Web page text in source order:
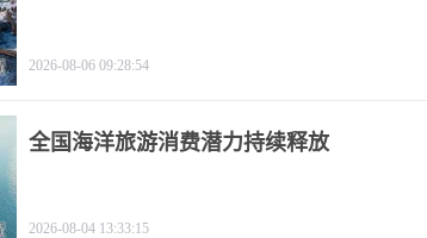
2026-08-06 09:28:54
全国海洋旅游消费潜力持续释放
2026-08-04 13:33:15